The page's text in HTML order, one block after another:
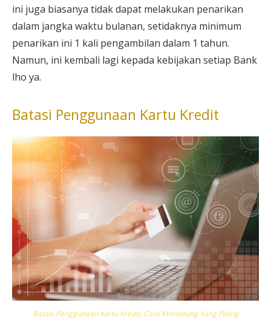
ini juga biasanya tidak dapat melakukan penarikan
dalam jangka waktu bulanan, setidaknya minimum
penarikan ini 1 kali pengambilan dalam 1 tahun.
Namun, ini kembali lagi kepada kebijakan setiap Bank
lho ya.
Batasi Penggunaan Kartu Kredit
Batasi Penggunaan Kartu Kredit, Cara Menabung Yang Paling